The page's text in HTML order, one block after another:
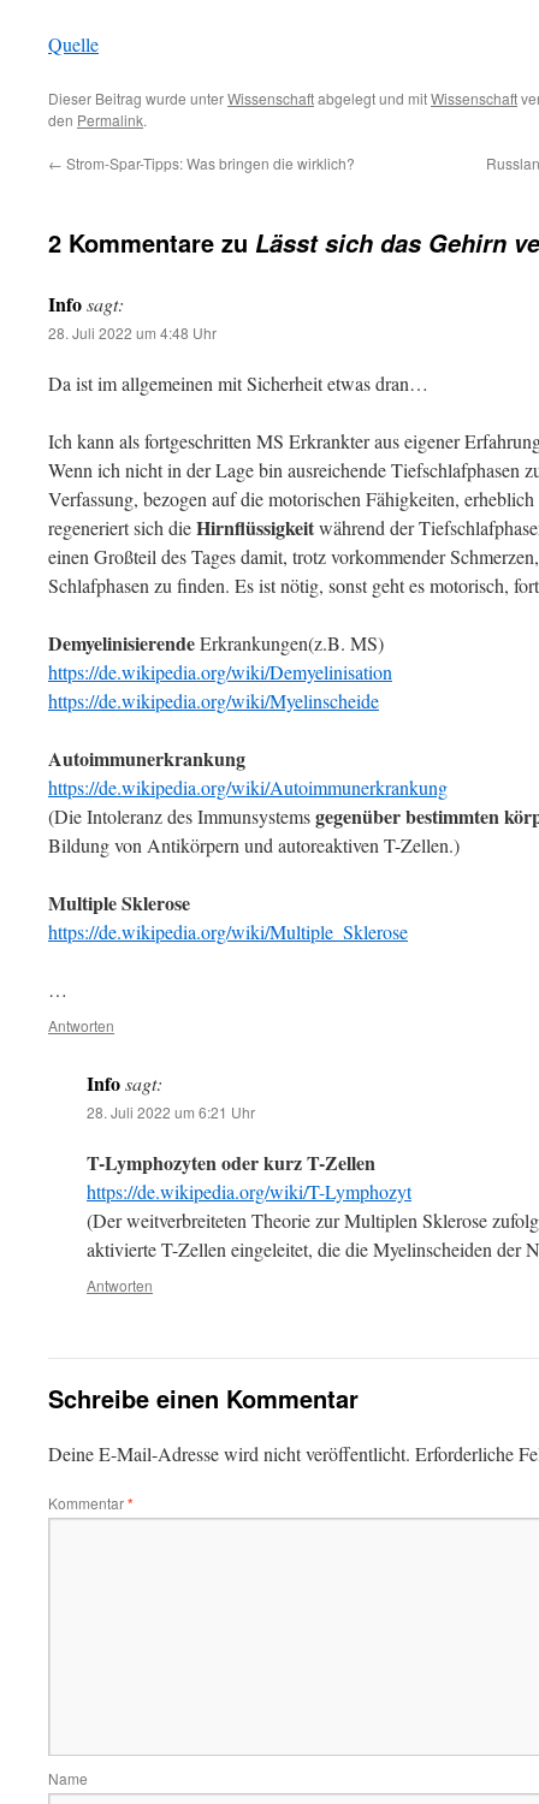
Quelle
Dieser Beitrag wurde unterWissenschaftabgelegt und mitWissenschaft
den Permalink.
← Strom-Spar-Tipps: Was bringen die wirklich?
2 Kommentare zu Lässt sich das Gehirn
Infosagt:
28. Juli 2022 um 4:48 Uhr
Da ist im allgemeinen mit Sicherheit etwas dran…
Ich kann als fortgeschritten MS Erkrankter aus eigener
Wenn ich nicht in der Lage bin ausreichende Tiefschlafphasen
Verfassung, bezogen auf die motorischen Fähigkeiten,
regeneriert sich dieHirnflüssigkeitwährend der
einen Großteil des Tages damit, trotz vorkommender
Schlafphasen zu finden. Es ist nötig, sonst geht es motorisch,
DemyelinisierendeErkrankungen(z.B. MS)
https://de.wikipedia.org/wiki/Demyelinisation
https://de.wikipedia.org/wiki/Myelinscheide
Autoimmunerkrankung
https://de.wikipedia.org/wiki/Autoimmunerkrankung
(Die Intoleranz des Immunsystemsgegenüber bestimmten
Bildung von Antikörpern und autoreaktiven T-Zellen.)
Multiple Sklerose
https://de.wikipedia.org/wiki/Multiple_Sklerose
…
Antworten
Infosagt:
28. Juli 2022 um 6:21 Uhr
T-Lymphozyten oder kurz T-Zellen
https://de.wikipedia.org/wiki/T-Lymphozyt
(Der weitverbreiteten Theorie zur Multiplen Sklerose
aktivierte T-Zellen eingeleitet, die die Myelinscheiden der
Antworten
Schreibe einen Kommentar
Deine E-Mail-Adresse wird nicht veröffentlicht. Erforderliche
Kommentar*
Name